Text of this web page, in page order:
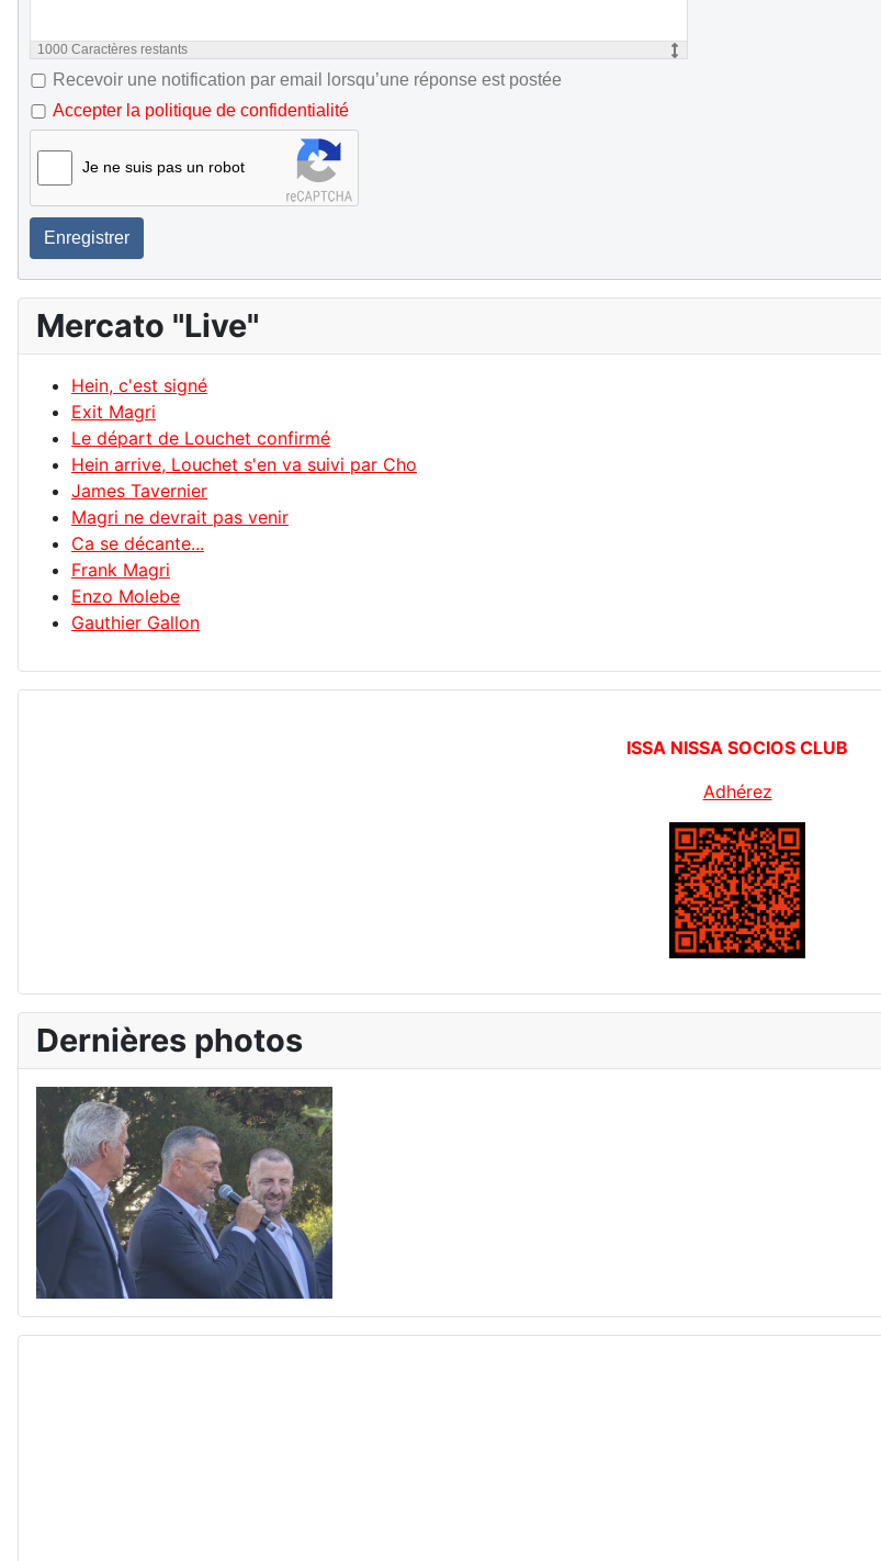
1000 Caractères restants
Recevoir une notification par email lorsqu’une réponse est postée
Accepter la politique de confidentialité
Je ne suis pas un robot
Enregistrer
Mercato "Live"
Hein, c'est signé
Exit Magri
Le départ de Louchet confirmé
Hein arrive, Louchet s'en va suivi par Cho
James Tavernier
Magri ne devrait pas venir
Ca se décante...
Frank Magri
Enzo Molebe
Gauthier Gallon
ISSA NISSA SOCIOS CLUB
Adhérez
Dernières photos